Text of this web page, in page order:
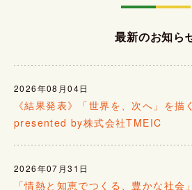
最新のお知ら
2026年08月04日
《結果発表》「世界を、次へ」を
presented by株式会社TMEIC
2026年07月31日
「情熱と知恵でつくる、豊かな社会